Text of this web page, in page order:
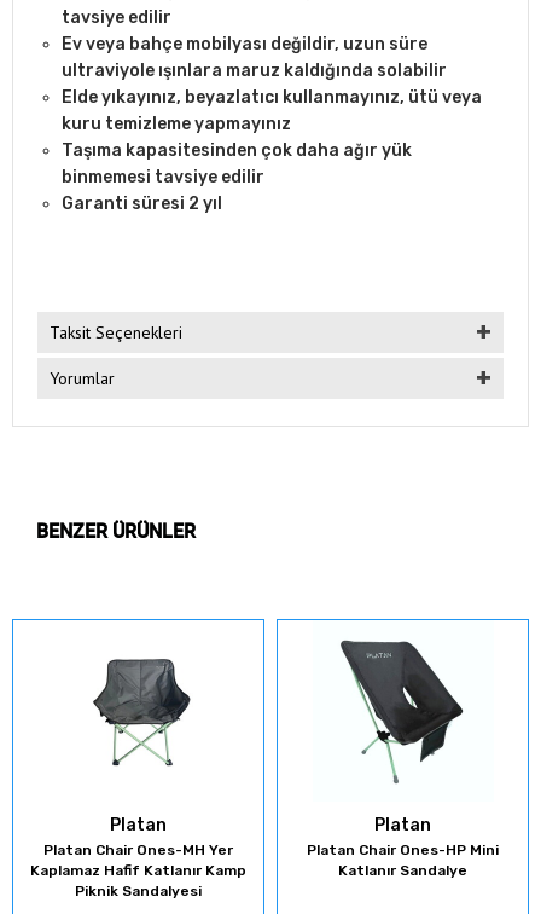
tavsiye edilir
Ev veya bahçe mobilyası değildir, uzun süre
ultraviyole ışınlara maruz kaldığında solabilir
Elde yıkayınız, beyazlatıcı kullanmayınız, ütü veya
kuru temizleme yapmayınız
Taşıma kapasitesinden çok daha ağır yük
binmemesi tavsiye edilir
Garanti süresi 2 yıl
Taksit Seçenekleri
Yorumlar
BENZER ÜRÜNLER
Platan
Platan Chair Ones-MH Yer
Kaplamaz Hafif Katlanır Kamp
Piknik Sandalyesi
Platan
Platan Chair Ones-HP Mini
Katlanır Sandalye